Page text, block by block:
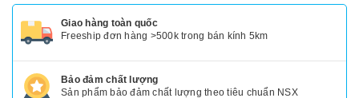
Giao hàng toàn quốc
Freeship đơn hàng >500k trong bán kính 5km
Bảo đảm chất lượng
Sản phẩm bảo đảm chất lượng theo tiêu chuẩn NSX